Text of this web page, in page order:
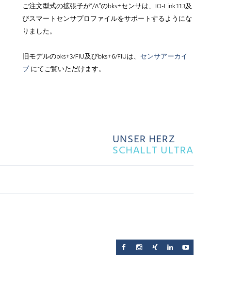
ご注文型式の拡張子が”/A”のbks+センサは、IO-Link 1.1.3及
びスマートセンサプロファイルをサポートするようにな
りました。
旧モデルのbks+3/FIU及びbks+6/FIUは、 センサアーカイ
ブにてご覧いただけます。
UNSER HERZ
SCHALLT ULTRA